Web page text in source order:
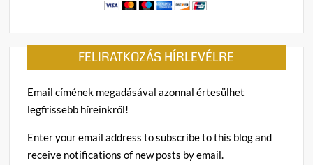
FELIRATKOZÁS HÍRLEVÉLRE
Email címének megadásával azonnal értesülhet
legfrissebb híreinkről!
Enter your email address to subscribe to this blog and
receive notifications of new posts by email.